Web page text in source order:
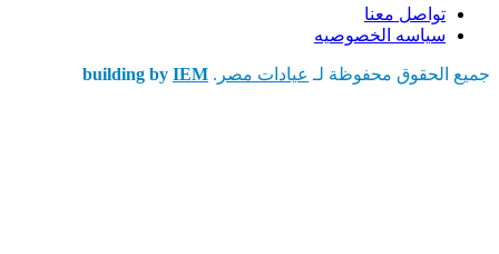
تواصل معنا
سياسه الخصوصيه
جميع الحقوق محفوظة لـ عيادات مصر .
building by IEM